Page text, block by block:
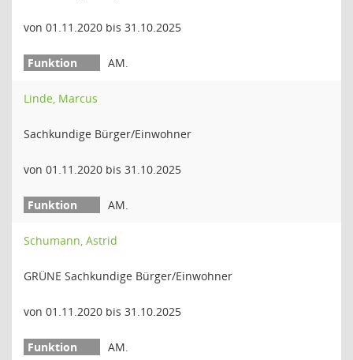
von 01.11.2020 bis 31.10.2025
AM.
Linde, Marcus
Sachkundige Bürger/Einwohner
von 01.11.2020 bis 31.10.2025
AM.
Schumann, Astrid
GRÜNE Sachkundige Bürger/Einwohner
von 01.11.2020 bis 31.10.2025
AM.